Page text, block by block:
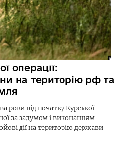
операції:
на територію рф та
роки від початку Курської
за задумом і виконанням
дії на територію держави-